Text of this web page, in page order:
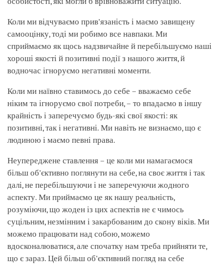
Коли ми відчуваємо прив'язаність і маємо завищену
самооцінку, тоді ми робимо все навпаки. Ми
сприймаємо як щось надзвичайне й перебільшуємо наші
хороші якості й позитивні події з нашого життя, й
водночас ігноруємо негативні моменти.
Коли ми наївно ставимось до себе – вважаємо себе
ніким та ігноруємо свої потреби, – то впадаємо в іншу
крайність і заперечуємо будь-які свої якості: як
позитивні, так і негативні. Ми навіть не визнаємо, що є
людиною і маємо певні права.
Неупереджене ставлення – це коли ми намагаємося
більш об'єктивно поглянути на себе, на своє життя і так
далі, не перебільшуючи і не заперечуючи жодного
аспекту. Ми приймаємо це як нашу реальність,
розуміючи, що жоден із цих аспектів не є чимось
суцільним, незмінним і закарбованим до скону віків. Ми
можемо працювати над собою, можемо
вдосконалюватися, але спочатку нам треба прийняти те,
що є зараз. Цей більш об'єктивний погляд на себе